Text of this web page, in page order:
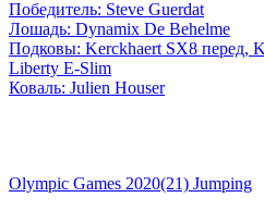
Победитель: Steve Guerdat
Лошадь: Dynamix De Behelme
Подковы: Kerckhaert SX8 перед,
Liberty E-Slim
Коваль: Julien Houser
Olympic Games 2020(21) Jumping